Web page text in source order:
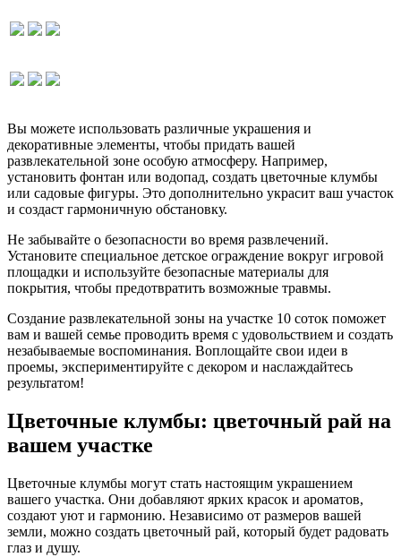
Вы можете использовать различные украшения и
декоративные элементы, чтобы придать вашей
развлекательной зоне особую атмосферу. Например,
установить фонтан или водопад, создать цветочные клумбы
или садовые фигуры. Это дополнительно украсит ваш участок
и создаст гармоничную обстановку.
Не забывайте о безопасности во время развлечений.
Установите специальное детское ограждение вокруг игровой
площадки и используйте безопасные материалы для
покрытия, чтобы предотвратить возможные травмы.
Создание развлекательной зоны на участке 10 соток поможет
вам и вашей семье проводить время с удовольствием и создать
незабываемые воспоминания. Воплощайте свои идеи в
проемы, экспериментируйте с декором и наслаждайтесь
результатом!
Цветочные клумбы: цветочный рай на
вашем участке
Цветочные клумбы могут стать настоящим украшением
вашего участка. Они добавляют ярких красок и ароматов,
создают уют и гармонию. Независимо от размеров вашей
земли, можно создать цветочный рай, который будет радовать
глаз и душу.